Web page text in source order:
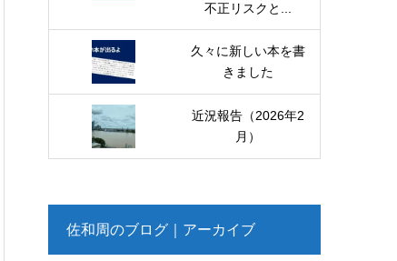
不正リスクと...
久々に新しい本を書
きました
近況報告（2026年2
月）
佐和周のブログ｜アーカイブ